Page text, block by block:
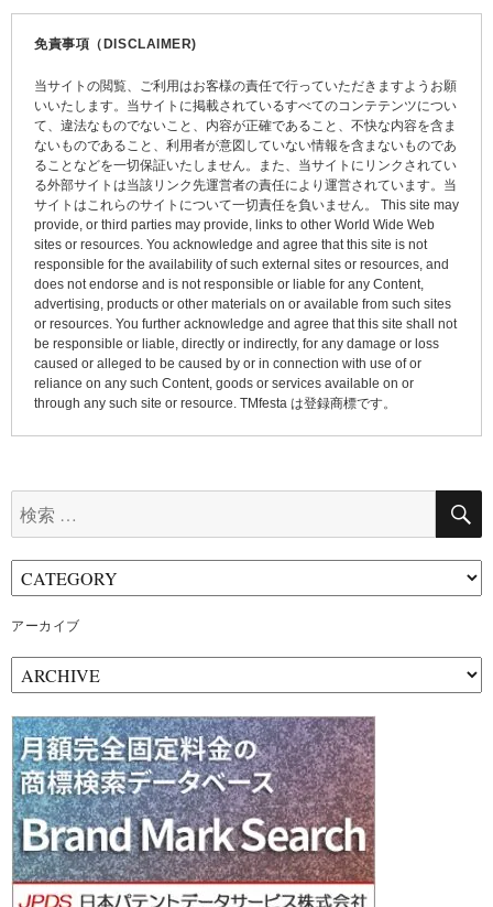
免責事項（DISCLAIMER)
当サイトの閲覧、ご利用はお客様の責任で行っていただきますようお願
いいたします。当サイトに掲載されているすべてのコンテテンツについ
て、違法なものでないこと、内容が正確であること、不快な内容を含ま
ないものであること、利用者が意図していない情報を含まないものであ
ることなどを一切保証いたしません。また、当サイトにリンクされてい
る外部サイトは当該リンク先運営者の責任により運営されています。当
サイトはこれらのサイトについて一切責任を負いません。 This site may
provide, or third parties may provide, links to other World Wide Web
sites or resources. You acknowledge and agree that this site is not
responsible for the availability of such external sites or resources, and
does not endorse and is not responsible or liable for any Content,
advertising, products or other materials on or available from such sites
or resources. You further acknowledge and agree that this site shall not
be responsible or liable, directly or indirectly, for any damage or loss
caused or alleged to be caused by or in connection with use of or
reliance on any such Content, goods or services available on or
through any such site or resource. TMfesta は登録商標です。
索:
アーカイブ
ー
カ
イ
ブ